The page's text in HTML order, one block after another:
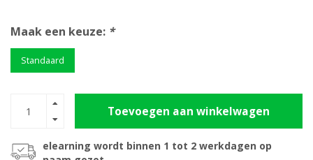
Maak een keuze: *
Standaard
Toevoegen aan winkelwagen
elearning wordt binnen 1 tot 2 werkdagen op